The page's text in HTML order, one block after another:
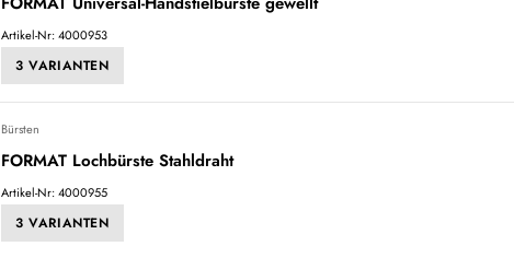
Artikel-Nr: 4000953
3 VARIANTEN
Bürsten
FORMAT Lochbürste Stahldraht
Artikel-Nr: 4000955
3 VARIANTEN